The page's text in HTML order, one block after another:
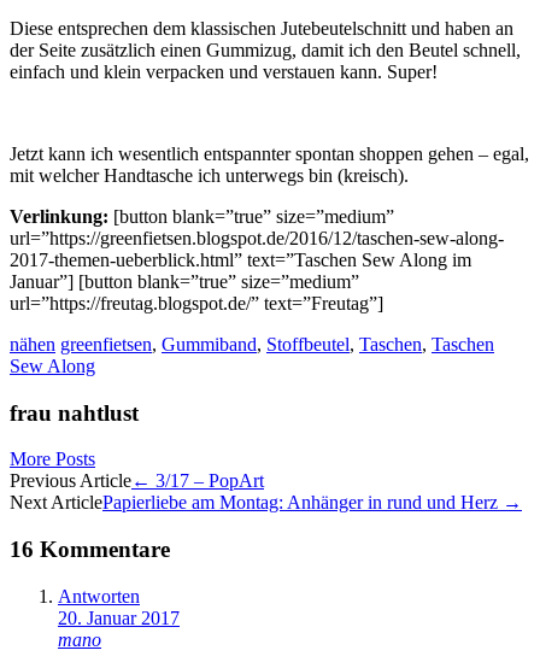
Diese entsprechen dem klassischen Jutebeutelschnitt und haben an
der Seite zusätzlich einen Gummizug, damit ich den Beutel schnell,
einfach und klein verpacken und verstauen kann. Super!
Jetzt kann ich wesentlich entspannter spontan shoppen gehen – egal,
mit welcher Handtasche ich unterwegs bin (kreisch).
Verlinkung: [button blank=”true” size=”medium”
url=”https://greenfietsen.blogspot.de/2016/12/taschen-sew-along-
2017-themen-ueberblick.html” text=”Taschen Sew Along im
Januar”] [button blank=”true” size=”medium”
url=”https://freutag.blogspot.de/” text=”Freutag”]
nähen greenfietsen, Gummiband, Stoffbeutel, Taschen, Taschen
Sew Along
frau nahtlust
More Posts
Artikel-
Navigation
Previous Article← 3/17 – PopArt
Next ArticlePapierliebe am Montag: Anhänger in rund und Herz →
16 Kommentare
Antworten
20. Januar 2017
mano